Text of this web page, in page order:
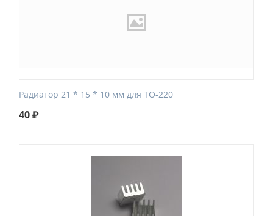
Радиатор 21 * 15 * 10 мм для ТО-220
40₽